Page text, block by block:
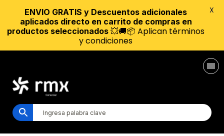
ENVIO GRATIS y Descuentos adicionales
aplicados directo en carrito de compras en
productos seleccionados 💥🚚📦 Aplican términos
y condiciones
X